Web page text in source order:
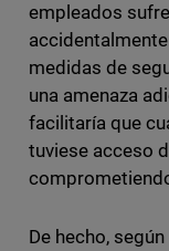
empleados
medidas de
una amenaza
facilitaría que
tuviese acceso
De hecho, según